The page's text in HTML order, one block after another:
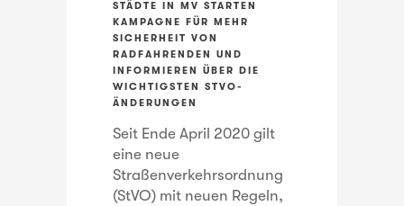
STÄDTE IN MV STARTEN
KAMPAGNE FÜR MEHR
SICHERHEIT VON
RADFAHRENDEN UND
INFORMIEREN ÜBER DIE
WICHTIGSTEN STVO-
ÄNDERUNGEN
Seit Ende April 2020 gilt
eine neue
Straßenverkehrsordnung
(StVO) mit neuen Regeln,